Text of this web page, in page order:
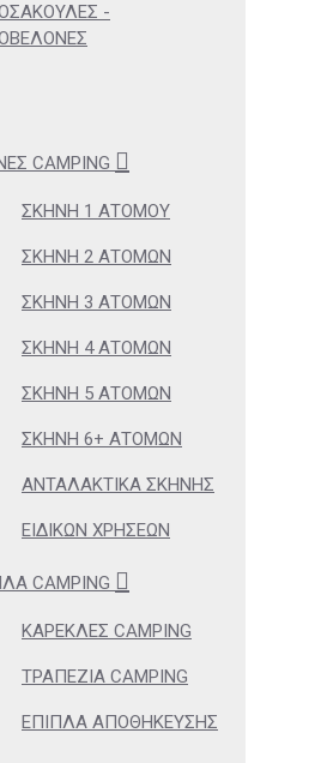
-
CAMPING
ΣΚΗΝΉ 1 ΑΤΌΜΟΥ
ΣΚΗΝΉ 2 ΑΤΌΜΩΝ
ΣΚΗΝΉ 3 ΑΤΌΜΩΝ
ΣΚΗΝΉ 4 ΑΤΌΜΩΝ
ΣΚΗΝΉ 5 ΑΤΌΜΩΝ
ΣΚΗΝΉ 6+ ΑΤΌΜΩΝ
ΑΝΤΑΛΑΚΤΙΚΆ ΣΚΗΝΉΣ
ΕΙΔΙΚΏΝ ΧΡΉΣΕΩΝ
CAMPING
ΚΑΡΈΚΛΕΣ CAMPING
ΤΡΑΠΈΖΙΑ CAMPING
ΈΠΙΠΛΑ ΑΠΟΘΉΚΕΥΣΗΣ